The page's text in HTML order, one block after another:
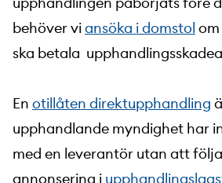
behöver viansöka i domstol
ska betala
En otillåten direktupphandling
upphandlande myndighet har
med en leverantör utan att
annonsering i